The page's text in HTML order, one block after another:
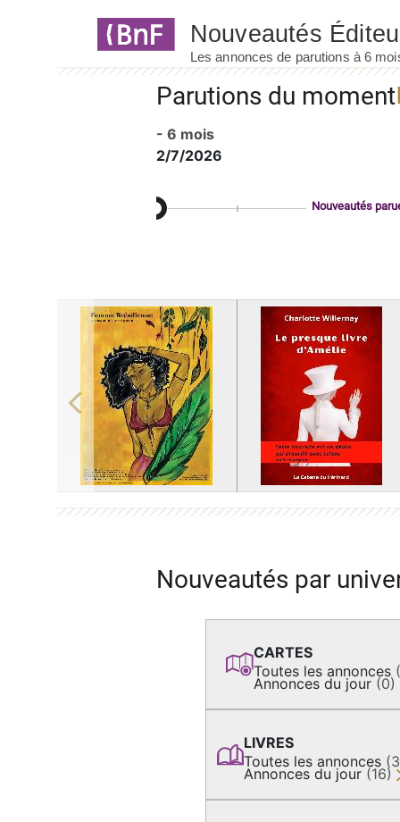
Parutions du moment
- 6 mois
2/7/2026
Nouveautés
Previous
Nouveautés par
CARTES
Toutes les annonces
Annonces du jour (0)
LIVRES
Toutes les annonces
Annonces du jour (16)